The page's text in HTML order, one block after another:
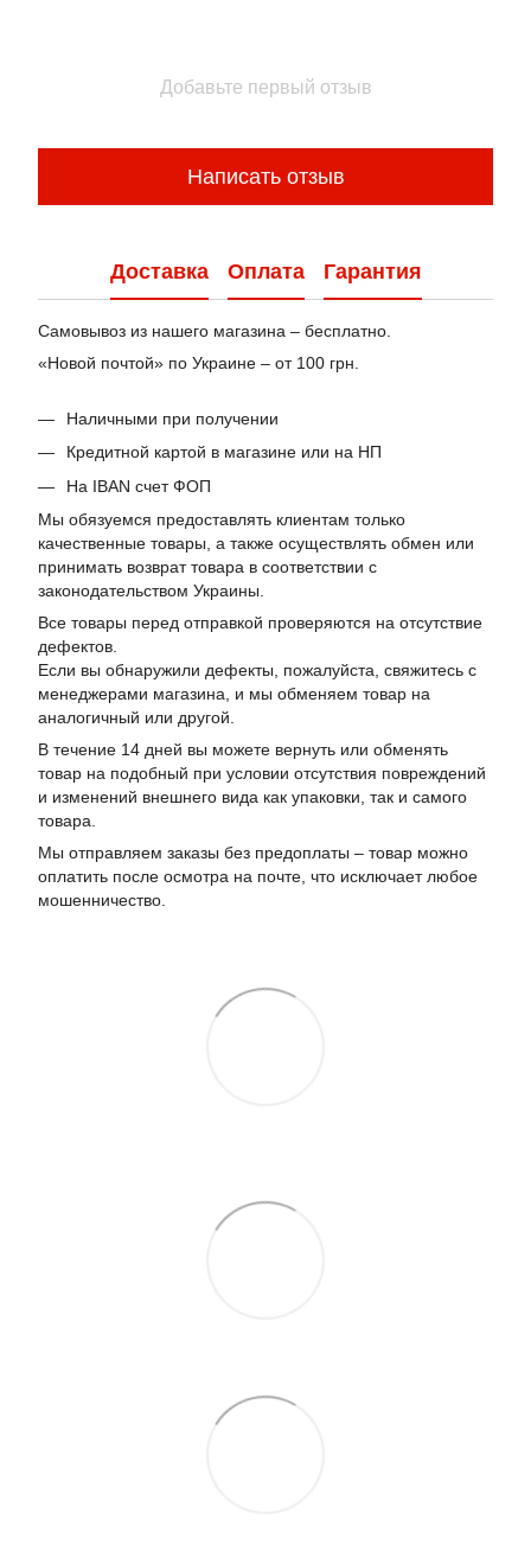
Добавьте первый отзыв
Написать отзыв
Доставка Оплата Гарантия
Самовывоз из нашего магазина – бесплатно.
«Новой почтой» по Украине – от 100 грн.
Наличными при получении
Кредитной картой в магазине или на НП
На IBAN счет ФОП
Мы обязуемся предоставлять клиентам только
качественные товары, а также осуществлять обмен или
принимать возврат товара в соответствии с
законодательством Украины.
Все товары перед отправкой проверяются на отсутствие
дефектов.
Если вы обнаружили дефекты, пожалуйста, свяжитесь с
менеджерами магазина, и мы обменяем товар на
аналогичный или другой.
В течение 14 дней вы можете вернуть или обменять
товар на подобный при условии отсутствия повреждений
и изменений внешнего вида как упаковки, так и самого
товара.
Мы отправляем заказы без предоплаты – товар можно
оплатить после осмотра на почте, что исключает любое
мошенничество.